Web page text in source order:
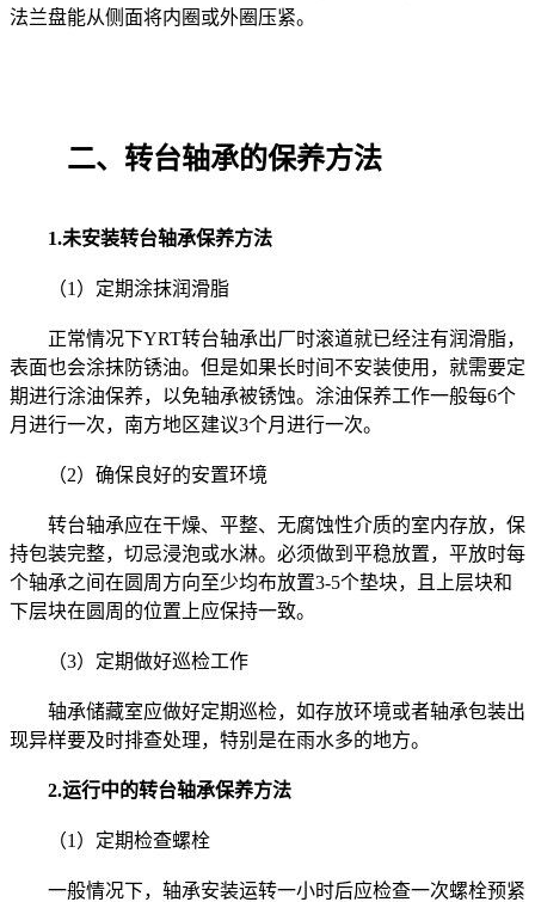
法兰盘能从侧面将内圈或外圈压紧。
二、转台轴承的保养方法
1.未安装转台轴承保养方法
（1）定期涂抹润滑脂
正常情况下YRT转台轴承出厂时滚道就已经注有润滑脂，
表面也会涂抹防锈油。但是如果长时间不安装使用，就需要定
期进行涂油保养，以免轴承被锈蚀。涂油保养工作一般每6个
月进行一次，南方地区建议3个月进行一次。
（2）确保良好的安置环境
转台轴承应在干燥、平整、无腐蚀性介质的室内存放，保
持包装完整，切忌浸泡或水淋。必须做到平稳放置，平放时每
个轴承之间在圆周方向至少均布放置3-5个垫块，且上层块和
下层块在圆周的位置上应保持一致。
（3）定期做好巡检工作
轴承储藏室应做好定期巡检，如存放环境或者轴承包装出
现异样要及时排查处理，特别是在雨水多的地方。
2.运行中的转台轴承保养方法
（1）定期检查螺栓
一般情况下，轴承安装运转一小时后应检查一次螺栓预紧